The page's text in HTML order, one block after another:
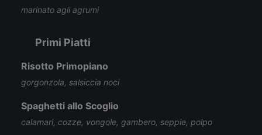
marinato agli agrumi
Primi Piatti
Risotto Primopiano
gorgonzola, salsiccia noci
Spaghetti allo Scoglio
calamari, cozze, vongole, gambero, seppie, polpo